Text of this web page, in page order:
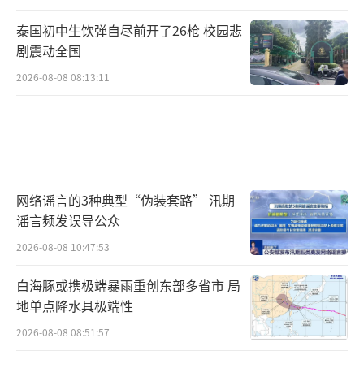
泰国初中生饮弹自尽前开了26枪 校园悲
剧震动全国
2026-08-08 08:13:11
网络谣言的3种典型“伪装套路” 汛期
谣言频发误导公众
2026-08-08 10:47:53
白海豚或携极端暴雨重创东部多省市 局
地单点降水具极端性
2026-08-08 08:51:57